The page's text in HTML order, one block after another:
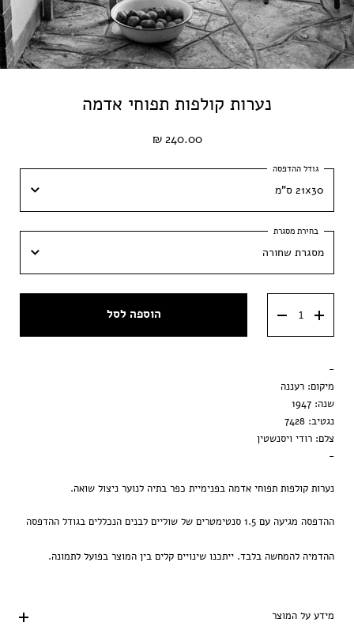
נערות קולפות תפוחי אדמה
240.00 ₪
21x30 ס"מ
21x30 ס"מ
30x42 ס״מ
40x60 ס״מ
50x70 ס״מ
מסגרת שחורה
מסגרת וונגה
הדפסה בלבד
הוספה לסל
-
מיקום: רעננה
שנה: 1947
נגטיב: 7428
צלם: רודי ויסנשטין
-
נערות קולפות תפוחי אדמה בפנימיית כפר בתיה לנוער ניצול שואה.
ההדפסה מגיעה עם 1.5 סנטימטרים של שוליים לבנים הנכללים בגודל ההדפסה
ההדמיה להמחשה בלבד. ייתכנו שינויים קלים בין המוצר בפועל לתמונה.
מידע על המוצר